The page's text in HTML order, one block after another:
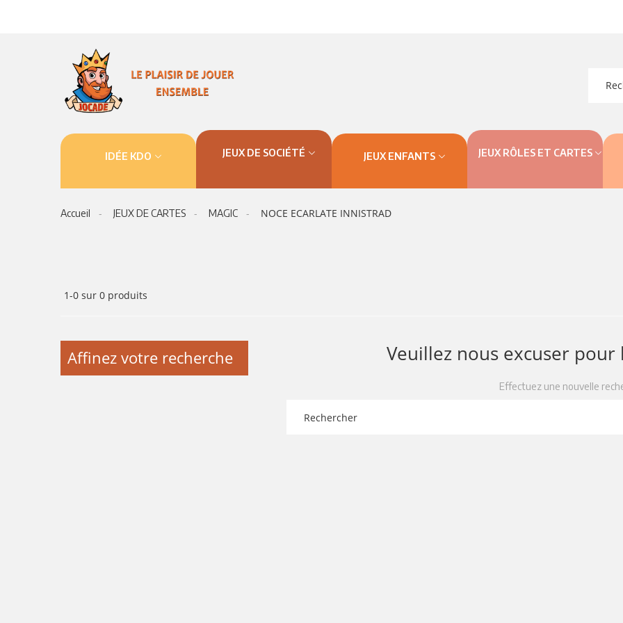
IDÉE KDO JEUX DE SOCIÉTÉ JEUX ENFANTS JEUX RÔLES ET CARTES
Accueil JEUX DE CARTES MAGIC NOCE ECARLATE INNISTRAD
1-0 sur 0 produits
Veuillez nous excuser pour
Effectuez une nouvelle
Affinez votre recherche